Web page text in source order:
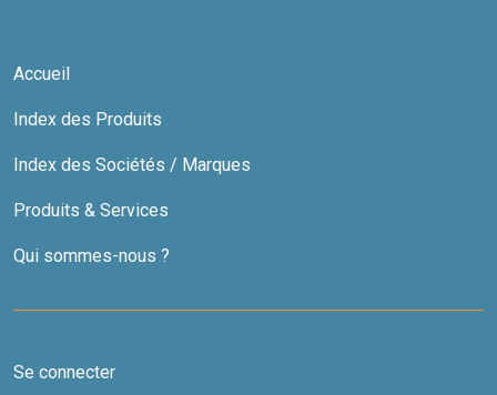
Accueil
Index des Produits
Index des Sociétés / Marques
Produits & Services
Qui sommes-nous ?
Se connecter